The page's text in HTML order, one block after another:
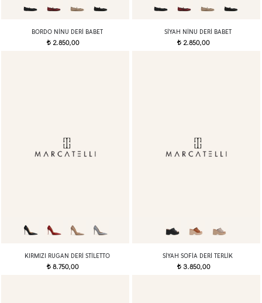
BORDO NINU DERI BABET
t2.850,00
SIYAH NINU DERI BABET
t 2.850,00
KIRMIZI RUGAN DERI STILETTO
t 8.750,00
SIYAH SOFIA DERI TERLIK
t3.850,00